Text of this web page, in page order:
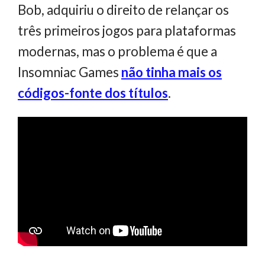
Bob, adquiriu o direito de relançar os
três primeiros jogos para plataformas
modernas, mas o problema é que a
Insomniac Games não tinha mais os
códigos-fonte dos títulos.